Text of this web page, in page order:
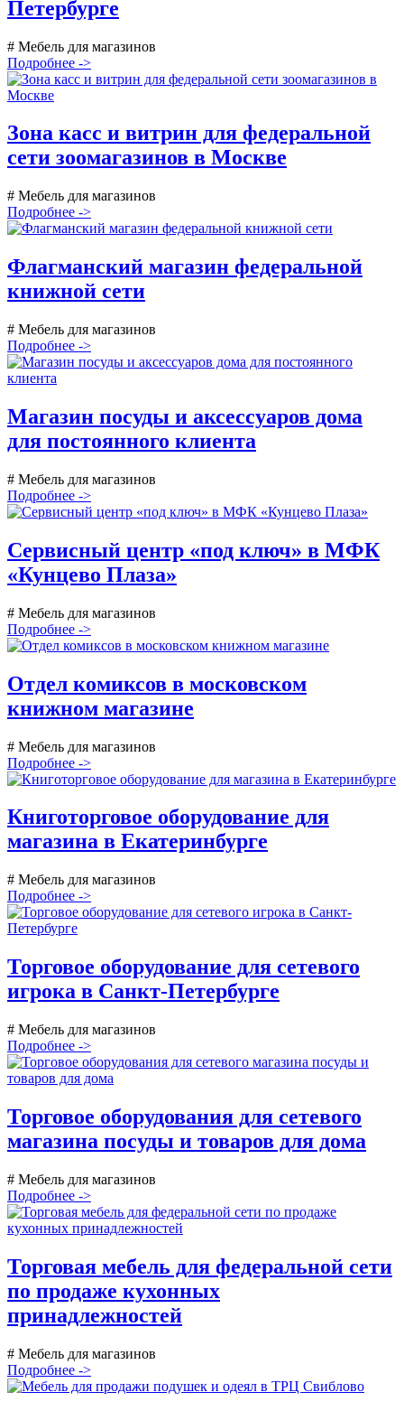
Петербурге
# Мебель для магазинов
Подробнее ->
Зона касс и витрин для федеральной
сети зоомагазинов в Москве
# Мебель для магазинов
Подробнее ->
Флагманский магазин федеральной
книжной сети
# Мебель для магазинов
Подробнее ->
Магазин посуды и аксессуаров дома
для постоянного клиента
# Мебель для магазинов
Подробнее ->
Сервисный центр «под ключ» в МФК
«Кунцево Плаза»
# Мебель для магазинов
Подробнее ->
Отдел комиксов в московском
книжном магазине
# Мебель для магазинов
Подробнее ->
Книготорговое оборудование для
магазина в Екатеринбурге
# Мебель для магазинов
Подробнее ->
Торговое оборудование для сетевого
игрока в Санкт-Петербурге
# Мебель для магазинов
Подробнее ->
Торговое оборудования для сетевого
магазина посуды и товаров для дома
# Мебель для магазинов
Подробнее ->
Торговая мебель для федеральной сети
по продаже кухонных
принадлежностей
# Мебель для магазинов
Подробнее ->